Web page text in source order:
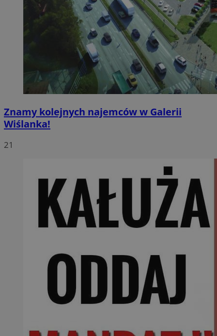
Znamy kolejnych najemców w Galerii
Wiślanka!
21